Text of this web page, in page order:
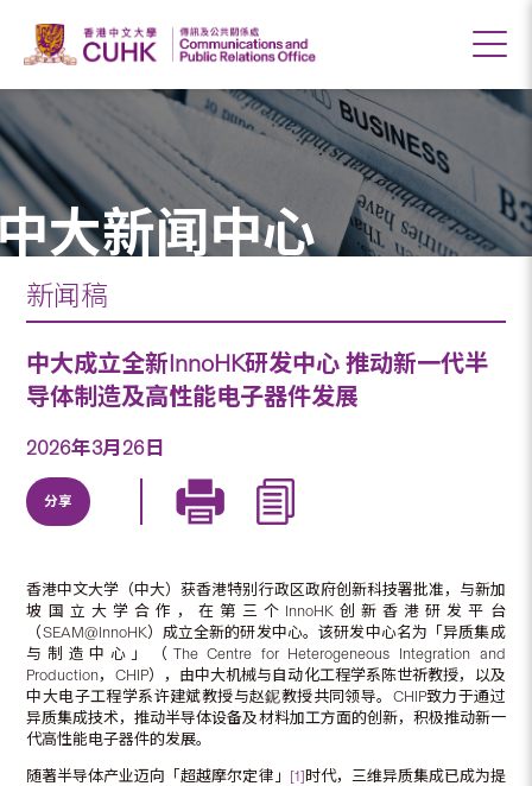
大新闻中心
新闻稿
中大成立全新InnoHK研发中心 推动新一代半
导体制造及高性能电子器件发展
2026年3月26日
分享
香港中文大学（中大）获香港特别行政区政府创新科技署批准，与新加
坡国立大学合作，在第三个InnoHK创新香港研发平台
（SEAM@InnoHK）成立全新的研发中心。该研发中心名为「异质集成
与制造中心」（The Centre for Heterogeneous Integration and
Production，CHIP），由中大机械与自动化工程学系陈世祈教授，以及
中大电子工程学系许建斌教授与赵鈮教授共同领导。CHIP致力于通过
异质集成技术，推动半导体设备及材料加工方面的创新，积极推动新一
代高性能电子器件的发展。
随著半导体产业迈向「超越摩尔定律」 [1] 时代，三维异质集成已成为提